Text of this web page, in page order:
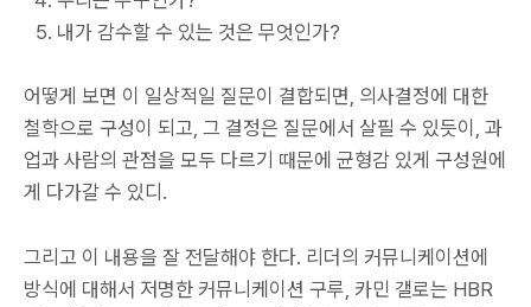
내가 감수할 수 있는 것은 무엇인가?
어떻게 보면 이 일상적일 질문이 결합되면, 의사결정에 대한
철학으로 구성이 되고, 그 결정은 질문에서 살필 수 있듯이, 과
업과 사람의 관점을 모두 다르기 때문에 균형감 있게 구성원에
게 다가갈 수 있디.
그리고 이 내용을 잘 전달해야 한다. 리더의 커뮤니케이션에
방식에 대해서 저명한 커뮤니케이션 구루, 카민 갤로는 HBR